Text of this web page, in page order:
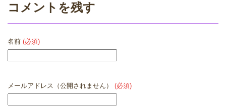
コメントを残す
名前 (必須)
メールアドレス（公開されません） (必須)